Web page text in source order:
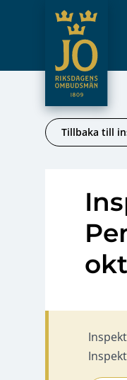
Hoppa
JO –
Tillbaka till